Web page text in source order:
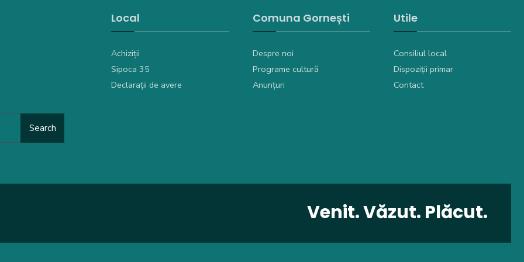
Search
Local
Achiziții
Sipoca 35
Declarații de avere
Comuna Gornești
Despre noi
Programe cultură
Anunțuri
Utile
Consiliul local
Dispoziții primar
Contact
Venit. Văzut. Plăcut.